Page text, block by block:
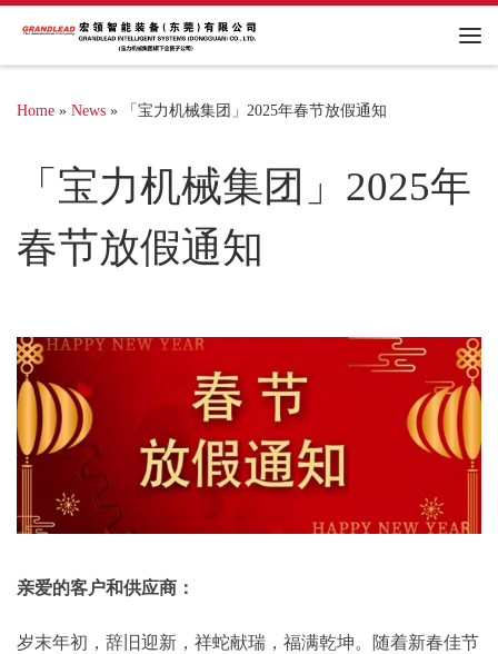
Home » News » 「宝力机械集团」2025年春节放假通知
「宝力机械集团」2025年
春节放假通知
亲爱的客户和供应商：
岁末年初，辞旧迎新，祥蛇献瑞，福满乾坤。随着新春佳节